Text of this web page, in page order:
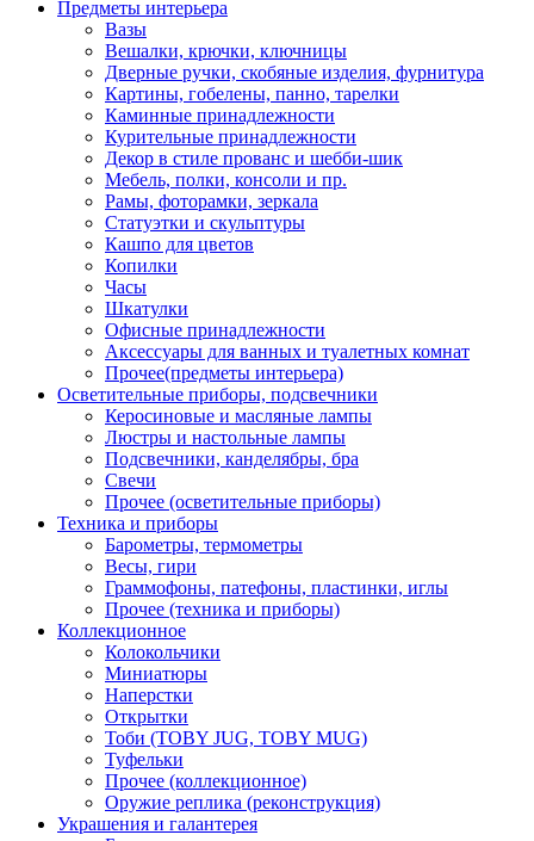
Предметы интерьера
Вазы
Вешалки, крючки, ключницы
Дверные ручки, скобяные изделия, фурнитура
Картины, гобелены, панно, тарелки
Каминные принадлежности
Курительные принадлежности
Декор в стиле прованс и шебби-шик
Мебель, полки, консоли и пр.
Рамы, фоторамки, зеркала
Статуэтки и скульптуры
Кашпо для цветов
Копилки
Часы
Шкатулки
Офисные принадлежности
Аксессуары для ванных и туалетных комнат
Прочее(предметы интерьера)
Осветительные приборы, подсвечники
Керосиновые и масляные лампы
Люстры и настольные лампы
Подсвечники, канделябры, бра
Свечи
Прочее (осветительные приборы)
Техника и приборы
Барометры, термометры
Весы, гири
Граммофоны, патефоны, пластинки, иглы
Прочее (техника и приборы)
Коллекционное
Колокольчики
Миниатюры
Наперстки
Открытки
Тоби (TOBY JUG, TOBY MUG)
Туфельки
Прочее (коллекционное)
Оружие реплика (реконструкция)
Украшения и галантерея